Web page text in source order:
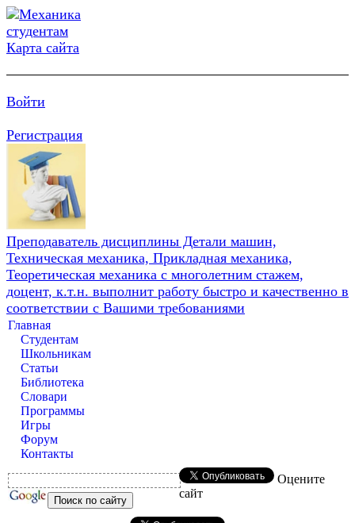
Карта сайта
Войти
Регистрация
Преподаватель дисциплины Детали машин,
Техническая механика, Прикладная механика,
Теоретическая механика с многолетним стажем,
доцент, к.т.н. выполнит работу быстро и качественно в
соответствии с Вашими требованиями
Главная
Студентам
Школьникам
Статьи
Библиотека
Словари
Программы
Игры
Форум
Контакты
Оцените
сайт